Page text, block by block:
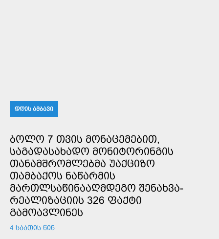
ᲓᲦᲘᲡ ᲐᲛᲑᲐᲕᲘ
ᲑᲝᲚᲝ 7 ᲗᲕᲘᲡ ᲛᲝᲜᲐᲪᲔᲛᲔᲑᲘᲗ,
ᲡᲐᲒᲐᲓᲐᲡᲐᲮᲐᲓᲝ ᲛᲝᲜᲘᲢᲝᲠᲘᲜᲒᲘᲡ
ᲗᲐᲜᲐᲛᲨᲠᲝᲛᲚᲔᲑᲛᲐ ᲣᲐᲥᲪᲘᲖᲝ
ᲗᲐᲛᲑᲐᲥᲝᲡ ᲜᲐᲬᲐᲠᲛᲘᲡ
ᲛᲐᲠᲗᲚᲡᲐᲬᲘᲜᲐᲐᲦᲛᲓᲔᲒᲝ ᲨᲔᲜᲐᲮᲕᲐ-
ᲠᲔᲐᲚᲘᲖᲐᲪᲘᲘᲡ 326 ᲤᲐᲥᲢᲘ
ᲒᲐᲛᲝᲐᲕᲚᲘᲜᲔᲡ
4 ᲡᲐᲐᲗᲘᲡ ᲬᲘᲜ